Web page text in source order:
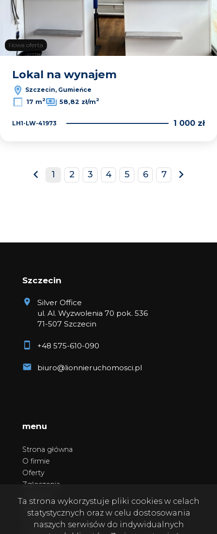
Nowa oferta
Lokal na wynajem
Szczecin, Gumieńce
17 m2 58,82 zł/m2
LH1-LW-41973 1 000 zł
prev
1 2 3 4 5 6 7
next
Szczecin
Silver Office
ul. Al. Wyzwolenia 70 pok. 536
71-507 Szczecin
+48 575-610-090
biuro@lionnieruchomosci.pl
menu
Strona główna
O firmie
Oferty
Zgłoszenia
Kontakt
Polityka prywatności
Ta strona wykorzystuje pliki cookies w celach
statystycznych oraz w celu dostosowania
naszych serwisów do indywidualnych